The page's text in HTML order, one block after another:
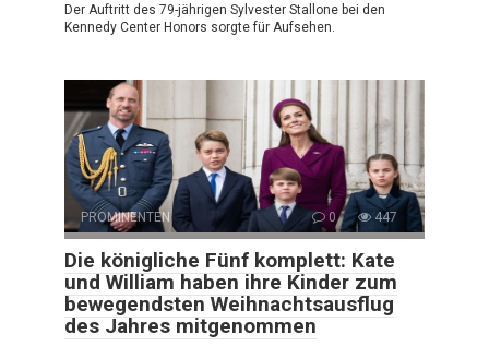
Der Auftritt des 79-jährigen Sylvester Stallone bei den
Kennedy Center Honors sorgte für Aufsehen.
PROMINENTEN 0 447
Die königliche Fünf komplett: Kate
und William haben ihre Kinder zum
bewegendsten Weihnachtsausflug
des Jahres mitgenommen